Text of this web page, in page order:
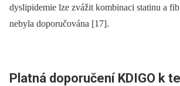
dyslipidemie lze zvážit kombinaci statinu a
nebyla doporučována [17].
Platná doporučení KDIGO k